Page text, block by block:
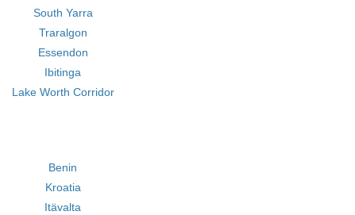
South Yarra
Traralgon
Essendon
Ibitinga
Lake Worth Corridor
Benin
Kroatia
Itävalta